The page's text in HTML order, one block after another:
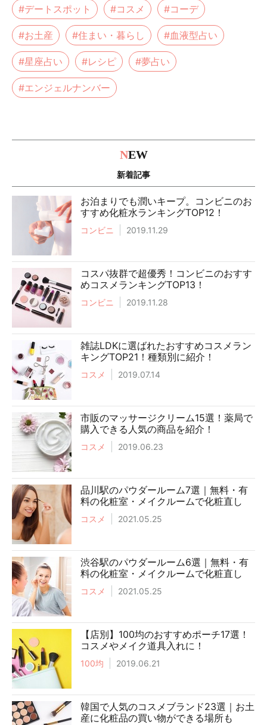
#デートスポット #コスメ #コーデ
#お土産 #住まい・暮らし #血液型占い
#星座占い #レシピ #夢占い
#エンジェルナンバー
NEW
新着記事
お泊まりでも潤いキープ。コンビニのお
すすめ化粧水ランキングTOP12！
コンビニ 2019.11.29
コスパ抜群で超優秀！コンビニのおすす
めコスメランキングTOP13！
コンビニ 2019.11.28
雑誌LDKに選ばれたおすすめコスメラン
キングTOP21！種類別に紹介！
コスメ 2019.07.14
市販のマッサージクリーム15選！薬局で
購入できる人気の商品を紹介！
コスメ 2019.06.23
品川駅のパウダールーム7選｜無料・有
料の化粧室・メイクルームで化粧直し
コスメ 2021.05.25
渋谷駅のパウダールーム6選｜無料・有
料の化粧室・メイクルームで化粧直し
コスメ 2021.05.25
【店別】100均のおすすめポーチ17選！
コスメやメイク道具入れに！
100均 2019.06.21
韓国で人気のコスメブランド23選｜お土
産に化粧品の買い物ができる場所も